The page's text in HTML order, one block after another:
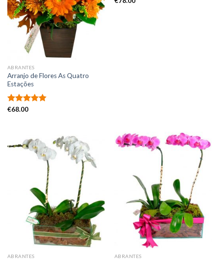
ABRANTES
Arranjo de Flores As Quatro
Estações
Avaliação
€68.00
ABRANTES ABRANTES